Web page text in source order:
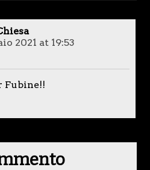
2021 at 19:53
Fubine!!